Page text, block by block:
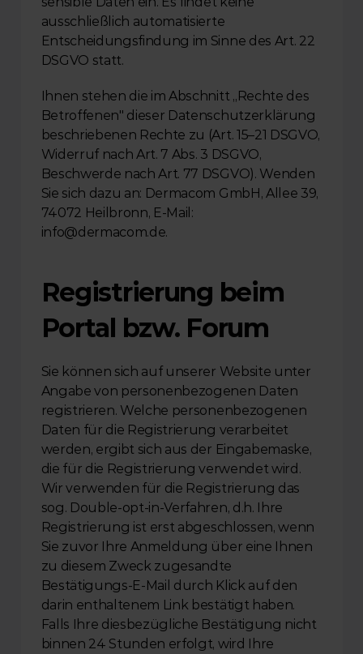
ausschließlich automatisierte
Entscheidungsfindung im Sinne des Art. 22
DSGVO statt.
Ihnen stehen die im Abschnitt „Rechte des
Betroffenen" dieser Datenschutzerklärung
beschriebenen Rechte zu (Art. 15–21 DSGVO,
Widerruf nach Art. 7 Abs. 3 DSGVO,
Beschwerde nach Art. 77 DSGVO). Wenden
Sie sich dazu an: Dermacom GmbH, Allee 39,
74072 Heilbronn, E-Mail:
info@dermacom.de.
Registrierung beim
Portal bzw. Forum
Sie können sich auf unserer Website unter
Angabe von personenbezogenen Daten
registrieren. Welche personenbezogenen
Daten für die Registrierung verarbeitet
werden, ergibt sich aus der Eingabemaske,
die für die Registrierung verwendet wird.
Wir verwenden für die Registrierung das
sog. Double-opt-in-Verfahren, d.h. Ihre
Registrierung ist erst abgeschlossen, wenn
Sie zuvor Ihre Anmeldung über eine Ihnen
zu diesem Zweck zugesandte
Bestätigungs-E-Mail durch Klick auf den
darin enthaltenem Link bestätigt haben.
Falls Ihre diesbezügliche Bestätigung nicht
binnen 24 Stunden erfolgt, wird Ihre